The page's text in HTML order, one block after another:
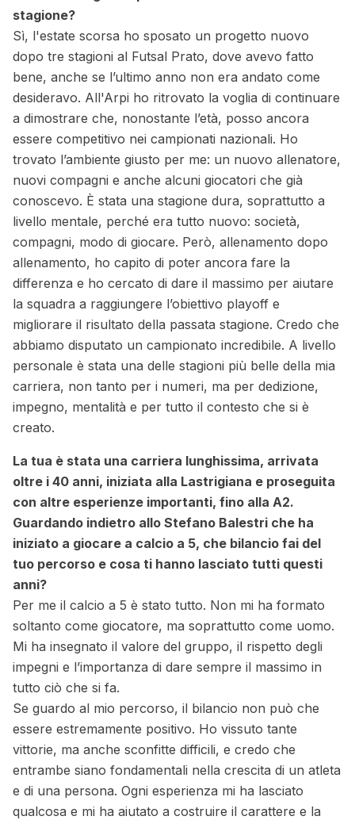
stagione?
Sì, l'estate scorsa ho sposato un progetto nuovo
dopo tre stagioni al Futsal Prato, dove avevo fatto
bene, anche se l’ultimo anno non era andato come
desideravo. All'Arpi ho ritrovato la voglia di continuare
a dimostrare che, nonostante l’età, posso ancora
essere competitivo nei campionati nazionali. Ho
trovato l’ambiente giusto per me: un nuovo allenatore,
nuovi compagni e anche alcuni giocatori che già
conoscevo. È stata una stagione dura, soprattutto a
livello mentale, perché era tutto nuovo: società,
compagni, modo di giocare. Però, allenamento dopo
allenamento, ho capito di poter ancora fare la
differenza e ho cercato di dare il massimo per aiutare
la squadra a raggiungere l’obiettivo playoff e
migliorare il risultato della passata stagione. Credo che
abbiamo disputato un campionato incredibile. A livello
personale è stata una delle stagioni più belle della mia
carriera, non tanto per i numeri, ma per dedizione,
impegno, mentalità e per tutto il contesto che si è
creato.
La tua è stata una carriera lunghissima, arrivata
oltre i 40 anni, iniziata alla Lastrigiana e proseguita
con altre esperienze importanti, fino alla A2.
Guardando indietro allo Stefano Balestri che ha
iniziato a giocare a calcio a 5, che bilancio fai del
tuo percorso e cosa ti hanno lasciato tutti questi
anni?
Per me il calcio a 5 è stato tutto. Non mi ha formato
soltanto come giocatore, ma soprattutto come uomo.
Mi ha insegnato il valore del gruppo, il rispetto degli
impegni e l’importanza di dare sempre il massimo in
tutto ciò che si fa.
Se guardo al mio percorso, il bilancio non può che
essere estremamente positivo. Ho vissuto tante
vittorie, ma anche sconfitte difficili, e credo che
entrambe siano fondamentali nella crescita di un atleta
e di una persona. Ogni esperienza mi ha lasciato
qualcosa e mi ha aiutato a costruire il carattere e la